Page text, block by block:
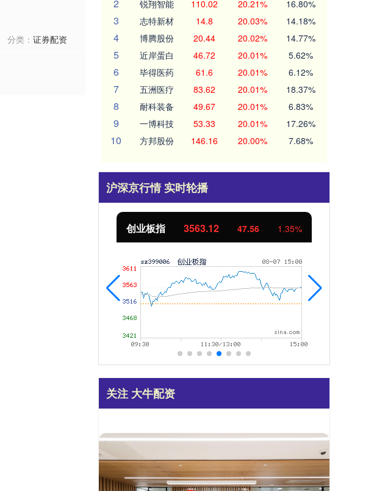
分类： 证券配资
2 锐翔智能 110.02 20.21% 16.80%
3 志特新材 14.8 20.03% 14.18%
4 博腾股份 20.44 20.02% 14.77%
5 近岸蛋白 46.72 20.01% 5.62%
6 毕得医药 61.6 20.01% 6.12%
7 五洲医疗 83.62 20.01% 18.37%
8 耐科装备 49.67 20.01% 6.83%
9 一博科技 53.33 20.01% 17.26%
10 方邦股份 146.16 20.00% 7.68%
沪深京行情 实时轮播
创业板指 3563.12 47.56 1.35%
关注 大牛配资